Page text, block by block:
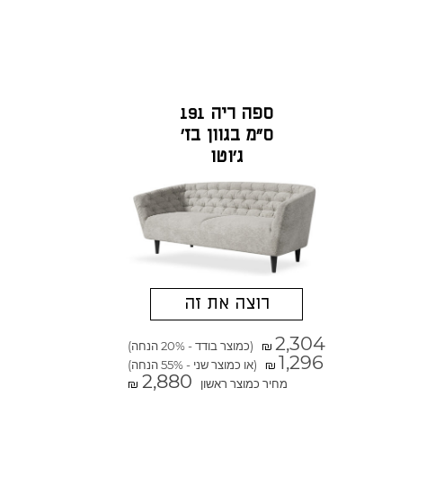
ספה ריה 191
ס"מ בגוון בז'
ג'וטו
רוצה את זה
₪ 2,304 (כמוצר בודד - 20% הנחה)
₪ 1,296
(או כמוצר שני - 55% הנחה)
מחיר כמוצר ראשון
₪ 2,880